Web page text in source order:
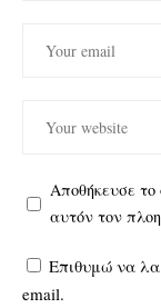
Αποθήκευσε το
αυτόν τον
Επιθυμώ να
email.